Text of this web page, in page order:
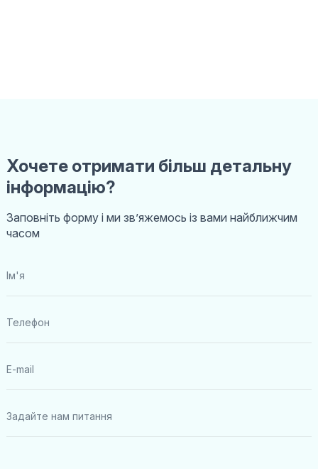
Хочете отримати більш детальну
інформацію?
Заповніть форму і ми звʼяжемось із вами найближчим
часом